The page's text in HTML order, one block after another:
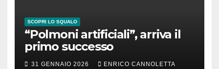
SCOPRI LO SQUALO
“Polmoni artificiali”, arriva il
primo successo
31 GENNAIO 2026 ENRICO CANNOLETTA